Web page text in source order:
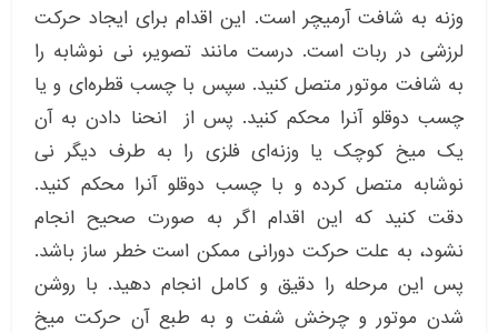
وزنه به شافت آرمیچر است. این اقدام برای ایجاد حرکت
لرزشی در ربات است. درست مانند تصویر، نی نوشابه را
به شافت موتور متصل کنید. سپس با چسب قطره‌ای و یا
چسب دوقلو آنرا محکم کنید. پس از انحنا دادن به آن
یک میخ کوچک یا وزنه‌ای فلزی را به طرف دیگر نی
نوشابه متصل کرده و با چسب دوقلو آنرا محکم کنید.
دقت کنید که این اقدام اگر به صورت صحیح انجام
نشود، به علت حرکت دورانی ممکن است خطر ساز باشد.
پس این مرحله را دقیق و کامل انجام دهید. با روشن
شدن موتور و چرخش شفت و به طبع آن حرکت میخ